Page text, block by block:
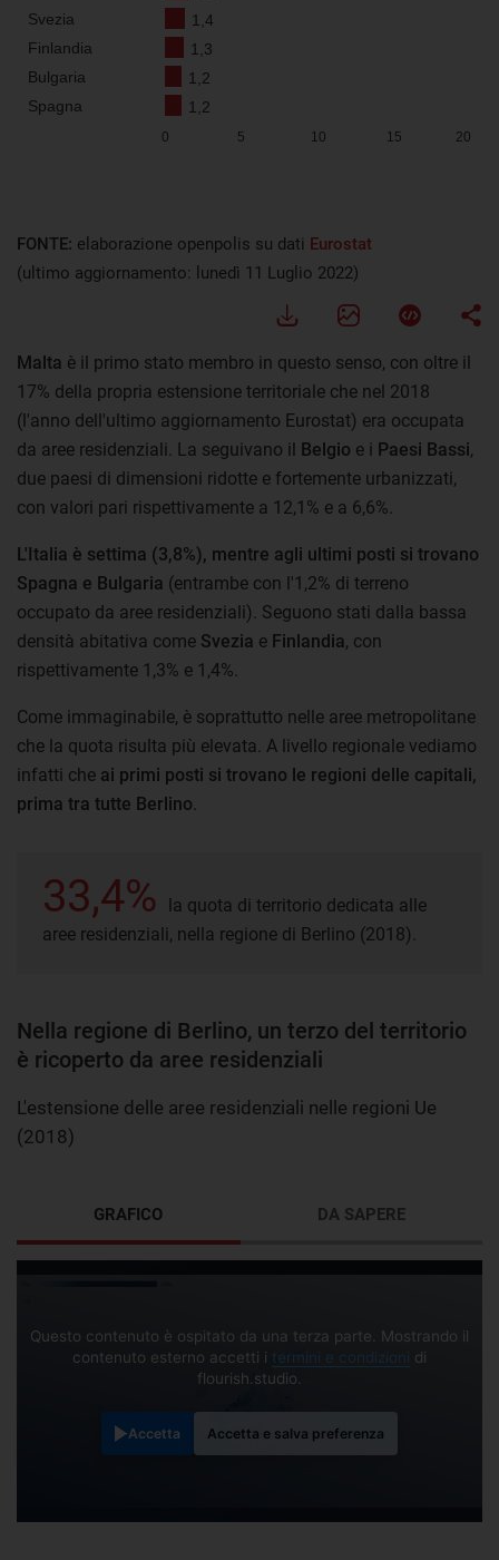
FONTE: elaborazione openpolis su dati Eurostat
(ultimo aggiornamento: lunedì 11 Luglio 2022)
Malta è il primo stato membro in questo senso, con oltre il
17% della propria estensione territoriale che nel 2018
(l'anno dell'ultimo aggiornamento Eurostat) era occupata
da aree residenziali. La seguivano il Belgio e i Paesi Bassi,
due paesi di dimensioni ridotte e fortemente urbanizzati,
con valori pari rispettivamente a 12,1% e a 6,6%.
L'Italia è settima (3,8%), mentre agli ultimi posti si trovano
Spagna e Bulgaria (entrambe con l'1,2% di terreno
occupato da aree residenziali). Seguono stati dalla bassa
densità abitativa come Svezia e Finlandia, con
rispettivamente 1,3% e 1,4%.
Come immaginabile, è soprattutto nelle aree metropolitane
che la quota risulta più elevata. A livello regionale vediamo
infatti che ai primi posti si trovano le regioni delle capitali,
prima tra tutte Berlino
33,4%
la quota di territorio dedicata alle
aree residenziali, nella regione di Berlino (2018).
Nella regione di Berlino, un terzo del territorio
è ricoperto da aree residenziali
L'estensione delle aree residenziali nelle regioni Ue
(2018)
GRAFICO
Questo contenuto è ospitato da una terza parte. Mostrando il
contenuto esterno accetti i termini e condizioni di
flourish.studio.
Accetta Accetta e salva preferenza
DA SAPERE